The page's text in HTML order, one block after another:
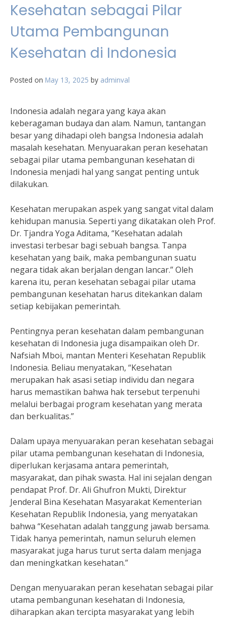
Kesehatan sebagai Pilar
Utama Pembangunan
Kesehatan di Indonesia
Posted on May 13, 2025 by adminval
Indonesia adalah negara yang kaya akan
keberagaman budaya dan alam. Namun, tantangan
besar yang dihadapi oleh bangsa Indonesia adalah
masalah kesehatan. Menyuarakan peran kesehatan
sebagai pilar utama pembangunan kesehatan di
Indonesia menjadi hal yang sangat penting untuk
dilakukan.
Kesehatan merupakan aspek yang sangat vital dalam
kehidupan manusia. Seperti yang dikatakan oleh Prof.
Dr. Tjandra Yoga Aditama, “Kesehatan adalah
investasi terbesar bagi sebuah bangsa. Tanpa
kesehatan yang baik, maka pembangunan suatu
negara tidak akan berjalan dengan lancar.” Oleh
karena itu, peran kesehatan sebagai pilar utama
pembangunan kesehatan harus ditekankan dalam
setiap kebijakan pemerintah.
Pentingnya peran kesehatan dalam pembangunan
kesehatan di Indonesia juga disampaikan oleh Dr.
Nafsiah Mboi, mantan Menteri Kesehatan Republik
Indonesia. Beliau menyatakan, “Kesehatan
merupakan hak asasi setiap individu dan negara
harus memastikan bahwa hak tersebut terpenuhi
melalui berbagai program kesehatan yang merata
dan berkualitas.”
Dalam upaya menyuarakan peran kesehatan sebagai
pilar utama pembangunan kesehatan di Indonesia,
diperlukan kerjasama antara pemerintah,
masyarakat, dan pihak swasta. Hal ini sejalan dengan
pendapat Prof. Dr. Ali Ghufron Mukti, Direktur
Jenderal Bina Kesehatan Masyarakat Kementerian
Kesehatan Republik Indonesia, yang menyatakan
bahwa “Kesehatan adalah tanggung jawab bersama.
Tidak hanya pemerintah, namun seluruh elemen
masyarakat juga harus turut serta dalam menjaga
dan meningkatkan kesehatan.”
Dengan menyuarakan peran kesehatan sebagai pilar
utama pembangunan kesehatan di Indonesia,
diharapkan akan tercipta masyarakat yang lebih